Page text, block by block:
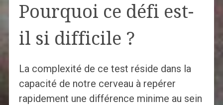
Pourquoi ce défi est-
il si difficile ?
La complexité de ce test réside dans la
capacité de notre cerveau à repérer
rapidement une différence minime au sein